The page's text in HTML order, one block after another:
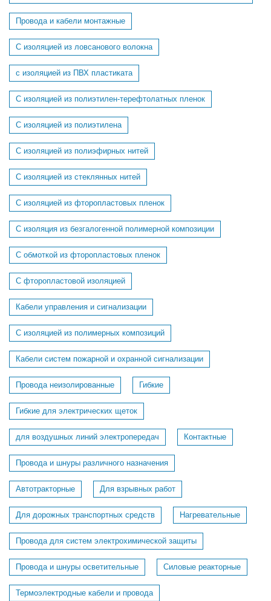
Провода и кабели монтажные
С изоляцией из ловсанового волокна
с изоляцией из ПВХ пластиката
С изоляцией из полиэтилен-терефтолатных пленок
С изоляцией из полиэтилена
С изоляцией из полиэфирных нитей
С изоляцией из стеклянных нитей
С изоляцией из фторопластовых пленок
С изоляция из безгалогенной полимерной композиции
С обмоткой из фторопластовых пленок
С фторопластовой изоляцией
Кабели управления и сигнализации
С изоляцией из полимерных композиций
Кабели систем пожарной и охранной сигнализации
Провода неизолированные Гибкие
Гибкие для электрических щеток
для воздушных линий электропередач Контактные
Провода и шнуры различного назначения
Автотракторные Для взрывных работ
Для дорожных транспортных средств Нагревательные
Провода для систем электрохимической защиты
Провода и шнуры осветительные Силовые реакторные
Термоэлектродные кабели и провода